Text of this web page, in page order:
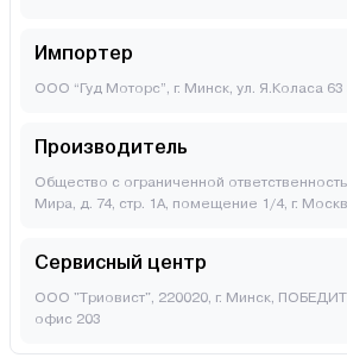
Импортер
ООО “Гуд Моторс”, г. Минск, ул. Я.Коласа 63
Производитель
Общество с ограниченной
Мира, д. 74, стр. 1А, помещение 1/4, г.
Сервисный центр
ООО "Триовист", 220020, г. Минск,
офис 203